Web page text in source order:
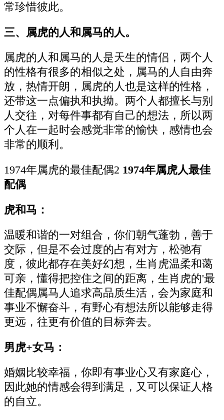
常珍惜彼此。
三、属虎的人和属马的人。
属虎的人和属马的人是天生的情侣，两个人
的性格有很多的相似之处，属马的人自由奔
放，热情开朗，属虎的人也是这样的性格，
还带这一点偏执和执拗。两个人都擅长与别
人交往，对每件事都有自己的想法，所以两
个人在一起时会感觉非常的愉快，感情也会
非常的顺利。
1974年属虎的最佳配偶2 1974年属虎人最佳
配偶
虎和马：
温暖和谐的一对组合，你们朝气蓬勃，善于
交际，但是不会过度的占有对方，松弛有
度，彼此都存在美好幻想，生肖虎温柔和蔼
可亲，懂得把控住之间的距离，生肖虎的'最
佳配偶属马人追求高品质生活，会为家庭和
事业不懈奋斗，有野心有想法所以能够走得
更远，往更有价值的目标奔去。
男虎+女马：
婚姻比较幸福，你即有事业心又有家庭心，
因此她的情感会得到满足，又可以保证人格
的自立。